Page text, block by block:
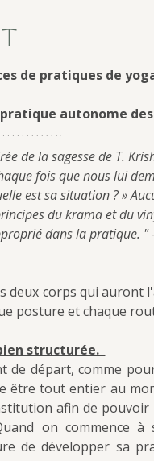
de pratiques de
autonome
de la sagesse de T.
fois que nous lui
est sa situation ? »
du krama et du
dans la pratique. "
deux corps qui
posture et chaque
structurée.
départ, comme
tout entier au
afin de pouvoir
on commence
de développer sa